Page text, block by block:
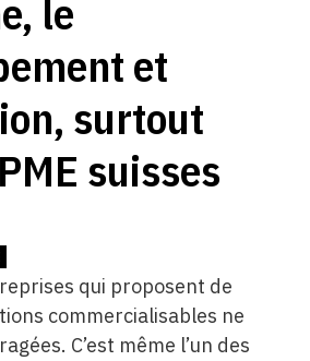
le
et
surtout
suisses
qui proposent de
commercialisables ne
C’est même l’un des